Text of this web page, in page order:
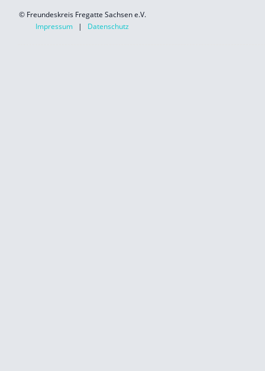
© Freundeskreis Fregatte Sachsen e.V.
Impressum | Datenschutz